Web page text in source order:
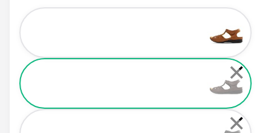
Color
✕
✕